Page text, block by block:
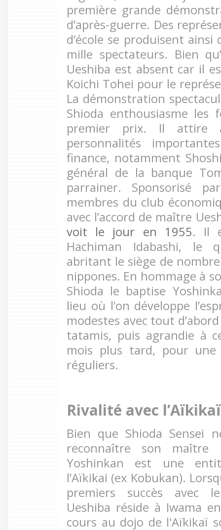
première grande
d’après-guerre. Des
d’école se produisent
mille spectateurs. Bien
Ueshiba est absent car il
Koichi Tohei pour le
La démonstration
Shioda enthousiasme
premier prix. Il attire
personnalités
finance, notamment
général de la banque
parrainer. Sponsorisé
membres du club
avec l’accord de maître
voit le jour en 1955. Il
Hachiman Idabashi, le
abritant le siège de
nippones. En hommage à
Shioda le baptise
lieu où l’on développe
modestes avec tout
tatamis, puis agrandie à
mois plus tard, pour une
réguliers.
Rivalité avec
Bien que Shioda Sensei
reconnaître son maître
Yoshinkan est une
l’Aïkikai (ex Kobukan).
premiers succès avec
Ueshiba réside à Iwama
cours au dojo de l'Aïkikaï